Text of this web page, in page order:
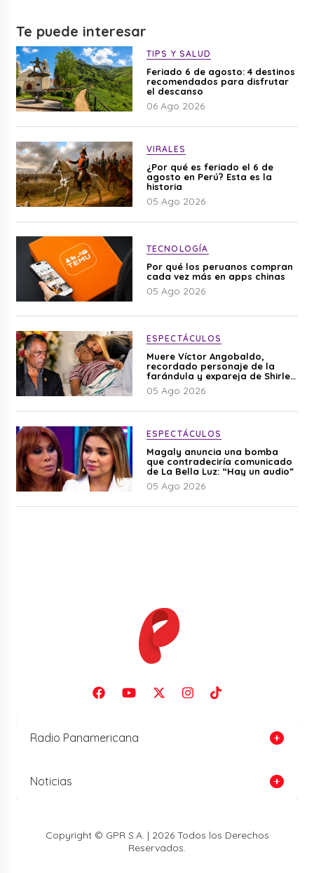
Te puede interesar
TIPS Y SALUD
Feriado 6 de agosto: 4 destinos
recomendados para disfrutar
el descanso
06 Ago 2026
VIRALES
¿Por qué es feriado el 6 de
agosto en Perú? Esta es la
historia
05 Ago 2026
TECNOLOGÍA
Por qué los peruanos compran
cada vez más en apps chinas
05 Ago 2026
ESPECTÁCULOS
Muere Víctor Angobaldo,
recordado personaje de la
farándula y expareja de Shirley
Cherres
05 Ago 2026
ESPECTÁCULOS
Magaly anuncia una bomba
que contradeciría comunicado
de La Bella Luz: “Hay un audio”
05 Ago 2026
Radio Panamericana
Noticias
Copyright © GPR S.A. | 2026 Todos los Derechos
Reservados.